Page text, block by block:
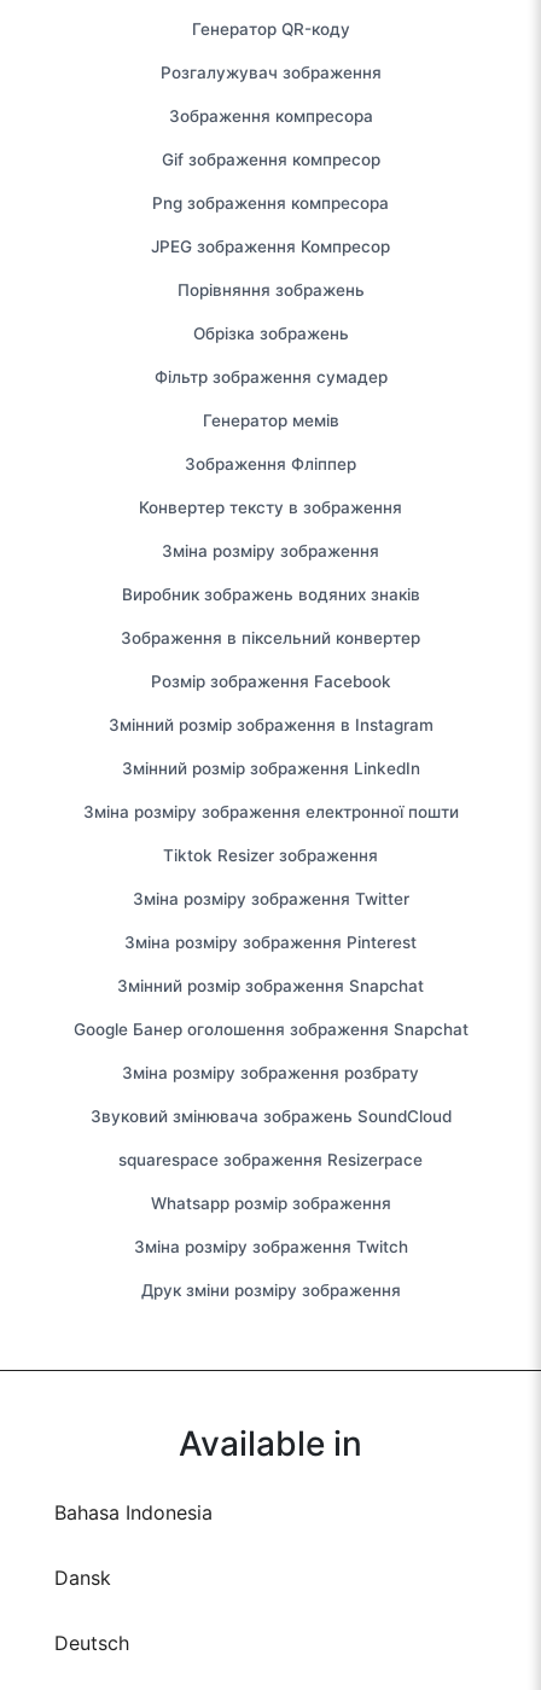
Генератор QR-коду
Розгалужувач зображення
Зображення компресора
Gif зображення компресор
Png зображення компресора
JPEG зображення Компресор
Порівняння зображень
Обрізка зображень
Фільтр зображення сумадер
Генератор мемів
Зображення Фліппер
Конвертер тексту в зображення
Зміна розміру зображення
Виробник зображень водяних знаків
Зображення в піксельний конвертер
Розмір зображення Facebook
Змінний розмір зображення в Instagram
Змінний розмір зображення LinkedIn
Зміна розміру зображення електронної пошти
Tiktok Resizer зображення
Зміна розміру зображення Twitter
Зміна розміру зображення Pinterest
Змінний розмір зображення Snapchat
Google Банер оголошення зображення Snapchat
Зміна розміру зображення розбрату
Звуковий змінювача зображень SoundCloud
squarespace зображення Resizerpace
Whatsapp розмір зображення
Зміна розміру зображення Twitch
Друк зміни розміру зображення
Available in
Bahasa Indonesia
Dansk
Deutsch